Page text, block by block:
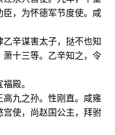
，为怀德军节度使。咸
辛谋害太子，挞不也知
十三等。乙辛知之，令
殿。
九之孙。性刚直。咸雍
使，尚赵国公主，拜驸